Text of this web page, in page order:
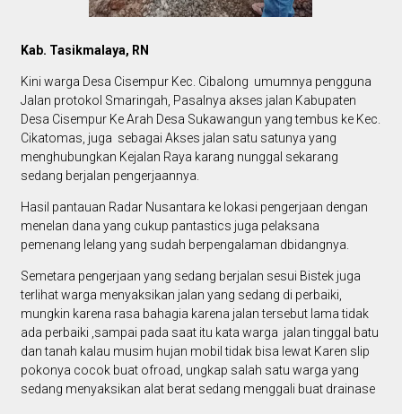
Kab. Tasikmalaya, RN
Kini warga Desa Cisempur Kec. Cibalong umumnya pengguna
Jalan protokol Smaringah, Pasalnya akses jalan Kabupaten
Desa Cisempur Ke Arah Desa Sukawangun yang tembus ke Kec.
Cikatomas, juga sebagai Akses jalan satu satunya yang
menghubungkan Kejalan Raya karang nunggal sekarang
sedang berjalan pengerjaannya.
Hasil pantauan Radar Nusantara ke lokasi pengerjaan dengan
menelan dana yang cukup pantastics juga pelaksana
pemenang lelang yang sudah berpengalaman dbidangnya.
Semetara pengerjaan yang sedang berjalan sesui Bistek juga
terlihat warga menyaksikan jalan yang sedang di perbaiki,
mungkin karena rasa bahagia karena jalan tersebut lama tidak
ada perbaiki ,sampai pada saat itu kata warga jalan tinggal batu
dan tanah kalau musim hujan mobil tidak bisa lewat Karen slip
pokonya cocok buat ofroad, ungkap salah satu warga yang
sedang menyaksikan alat berat sedang menggali buat drainase